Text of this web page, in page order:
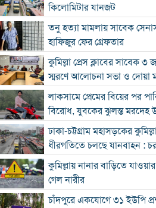
কিলোমিটার যানজট
তনু হত্যা মামলায় সাবেক
হাফিজুর ফের গ্রেফতার
কুমিল্লা প্রেস ক্লাবের সাবেক
স্মরণে আলোচনা সভা ও দোয়া
লাকসামে প্রেমের বিয়ের পর
বিরোধ, যুবকের ঝুলন্ত মরদেহ
ঢাকা-চট্টগ্রাম মহাসড়কের
ধীরগতিতে চলছে যানবাহন :
কুমিল্লায় নানার বাড়িতে
গেল নারীর
চাঁদপুরে একযোগে ৩১ ইউপি